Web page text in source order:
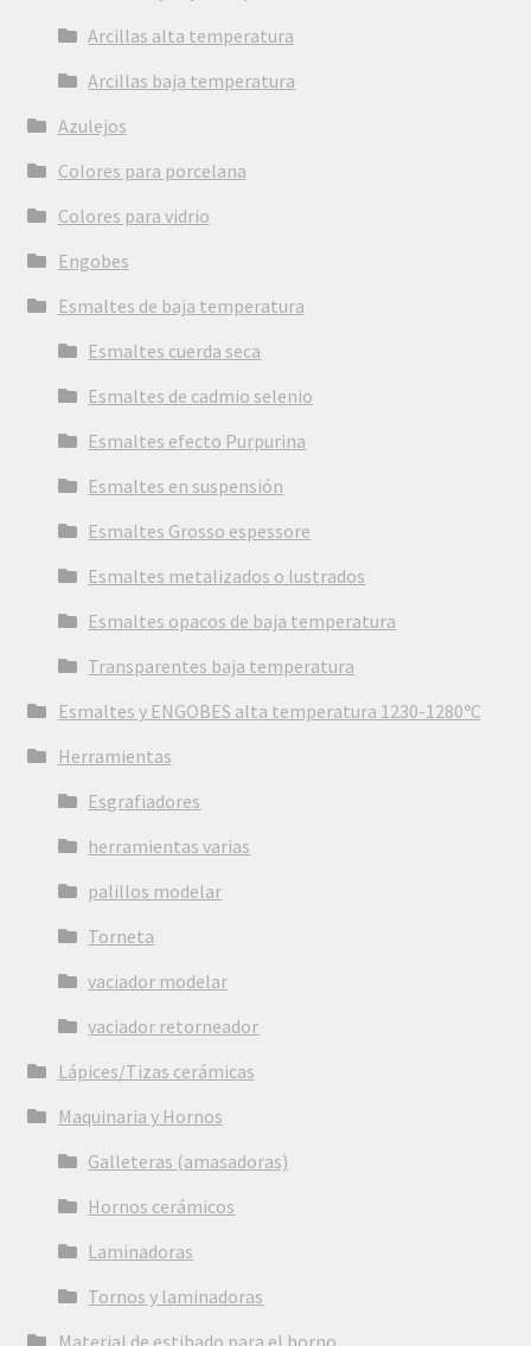
Arcillas alta temperatura
Arcillas baja temperatura
Azulejos
Colores para porcelana
Colores para vidrio
Engobes
Esmaltes de baja temperatura
Esmaltes cuerda seca
Esmaltes de cadmio selenio
Esmaltes efecto Purpurina
Esmaltes en suspensión
Esmaltes Grosso espessore
Esmaltes metalizados o lustrados
Esmaltes opacos de baja temperatura
Transparentes baja temperatura
Esmaltes y ENGOBES alta temperatura 1230-1280ºC
Herramientas
Esgrafiadores
herramientas varias
palillos modelar
Torneta
vaciador modelar
vaciador retorneador
Lápices/Tizas cerámicas
Maquinaria y Hornos
Galleteras (amasadoras)
Hornos cerámicos
Laminadoras
Tornos y laminadoras
Material de estibado para el horno